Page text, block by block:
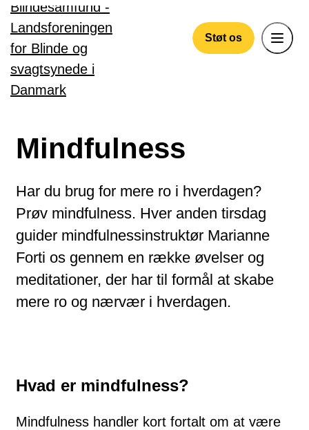
Gå til hovedindhold
Støt os
Mindfulness
Har du brug for mere ro i hverdagen?
Prøv mindfulness. Hver anden tirsdag
guider mindfulnessinstruktør Marianne
Forti os gennem en række øvelser og
meditationer, der har til formål at skabe
mere ro og nærvær i hverdagen.
Hvad er mindfulness?
Mindfulness handler kort fortalt om at være